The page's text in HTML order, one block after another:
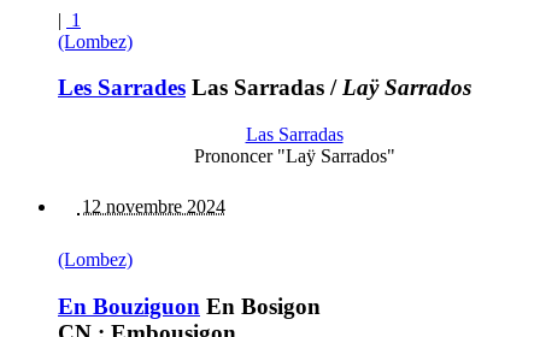
| 1
(Lombez)
Les Sarrades Las Sarradas /Laÿ Sarrados
Las Sarradas
Prononcer "Laÿ Sarrados"
12 novembre 2024
(Lombez)
En Bouziguon En Bosigon